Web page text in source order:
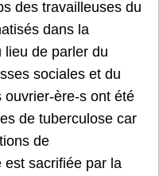
des travailleuses du
dans la
lieu de parler du
sociales et du
ouvrier-ère-s ont été
de tuberculose car
de
est sacrifiée par la